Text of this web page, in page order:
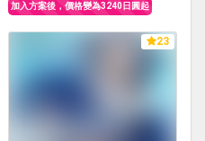
加入方案後，價格變為3240日圓起
23